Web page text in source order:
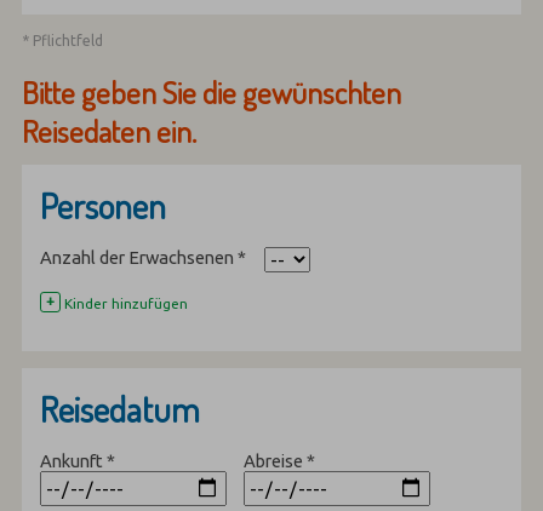
* Pflichtfeld
Bitte geben Sie die gewünschten
Reisedaten ein.
Personen
Anzahl der Erwachsenen*
+ Kinder hinzufügen
Reisedatum
Ankunft* Abreise*